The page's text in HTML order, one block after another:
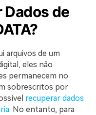
Dados de
arquivos de um
eles não
permanecem no
sobrescritos por
recuperar dados
. No entanto, para